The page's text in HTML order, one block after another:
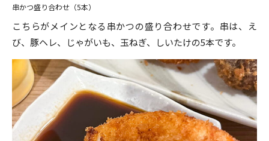
串かつ盛り合わせ（5本）
こちらがメインとなる串かつの盛り合わせです。串は、え
び、豚ヘレ、じゃがいも、玉ねぎ、しいたけの5本です。